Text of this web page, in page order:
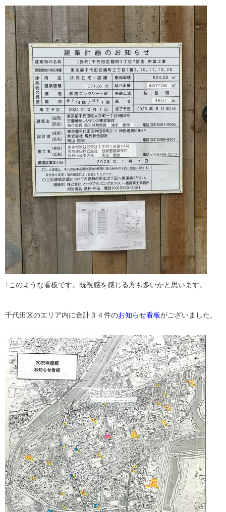
↑このような看板です。既視感を感じる方も多いかと思います。
千代田区のエリア内に合計３４件のお知らせ看板がございました。